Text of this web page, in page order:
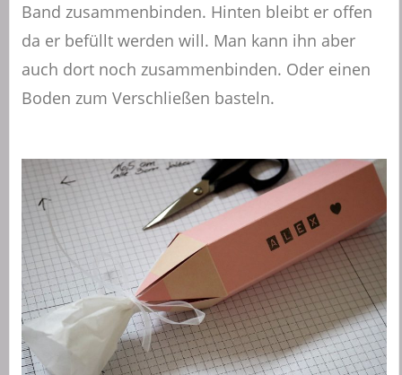
Band zusammenbinden. Hinten bleibt er offen
da er befüllt werden will. Man kann ihn aber
auch dort noch zusammenbinden. Oder einen
Boden zum Verschließen basteln.